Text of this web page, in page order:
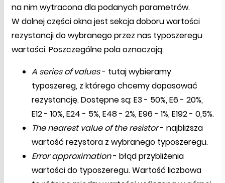
na nim wytracona dla podanych parametrów.
W dolnej części okna jest sekcja doboru wartości
rezystancji do wybranego przez nas typoszeregu
wartości. Poszczególne pola oznaczają:
A series of values- tutaj wybieramy
typoszereg, z którego chcemy dopasować
rezystancję. Dostępne są: E3 - 50%, E6 - 20%,
E12 - 10%, E24 - 5%, E48 - 2%, E96 - 1%, E192 - 0,5%.
The nearest value of the resistor- najbliższa
wartość rezystora z wybranego typoszeregu.
Error approximation- błąd przybliżenia
wartości do typoszeregu. Wartość liczbowa